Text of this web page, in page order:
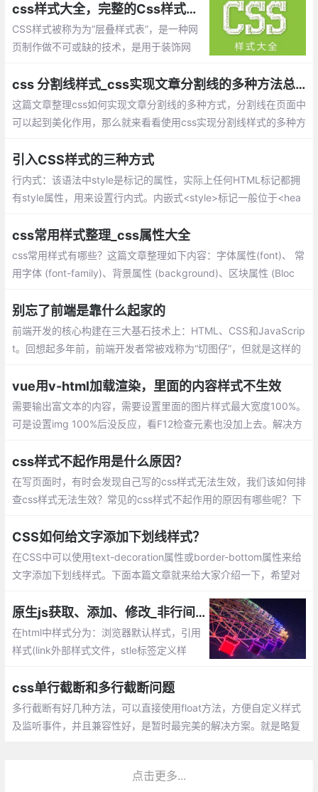
css样式大全，完整的Css样式大全(整理)
CSS样式被称为为“层叠样式表”，是一种网
页制作做不可或缺的技术，是用于装饰网
css 分割线样式_css实现文章分割线的多种方法总结
这篇文章整理css如何实现文章分割线的多种方式，分割线在页面中
可以起到美化作用，那么就来看看使用css实现分割线样式的多种方
现分隔线、浮动实现分隔线、利用字符实现分隔线
引入CSS样式的三种方式
行内式：该语法中style是标记的属性，实际上任何HTML标记都拥
有style属性，用来设置行内式。内嵌式<style>标记一般位于<hea
方。
css常用样式整理_css属性大全
css常用样式有哪些？这篇文章整理如下内容：字体属性(font)、 常
用字体 (font-family)、背景属性 (background)、区块属性 (Bloc
定位属性 (Position)、CSS文字属性
别忘了前端是靠什么起家的
前端开发的核心构建在三大基石技术上：HTML、CSS和JavaScrip
t。回想起多年前，前端开发者常被戏称为“切图仔”，但就是这样的
vue用v-html加载渲染，里面的内容样式不生效
需要输出富文本的内容，需要设置里面的图片样式最大宽度100%。
可是设置img 100%后没反应，看F12检查元素也没加上去。解决方
css样式不起作用是什么原因？
在写页面时，有时会发现自己写的css样式无法生效，我们该如何排
查css样式无法生效？常见的css样式不起作用的原因有哪些呢？下
CSS如何给文字添加下划线样式？
在CSS中可以使用text-decoration属性或border-bottom属性来给
文字添加下划线样式。下面本篇文章就来给大家介绍一下，希望对
原生js获取、添加、修改_非行间css样式
在html中样式分为：浏览器默认样式，引用
样式(link外部样式文件，stle标签定义样
式)。这篇文章主要讲解使用原生js获取、添
加非行间css样式。
css单行截断和多行截断问题
多行截断有好几种方法，可以直接使用float方法，方便自定义样式
及监听事件，并且兼容性好，是暂时最完美的解决方案。就是略复
点击更多...